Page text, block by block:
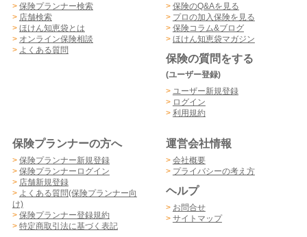
> 保険プランナー検索
> 店舗検索
> ほけん知恵袋とは
> オンライン保険相談
> よくある質問
> 保険のQ&Aを見る
> プロの加入保険を見る
> 保険コラム&ブログ
> ほけん知恵袋マガジン
保険の質問をする
(ユーザー登録)
> ユーザー新規登録
> ログイン
> 利用規約
保険プランナーの方へ
> 保険プランナー新規登録
> 保険プランナーログイン
> 店舗新規登録
> よくある質問(保険プランナー向
け)
> 保険プランナー登録規約
> 特定商取引法に基づく表記
運営会社情報
> 会社概要
> プライバシーの考え方
ヘルプ
> お問合せ
> サイトマップ